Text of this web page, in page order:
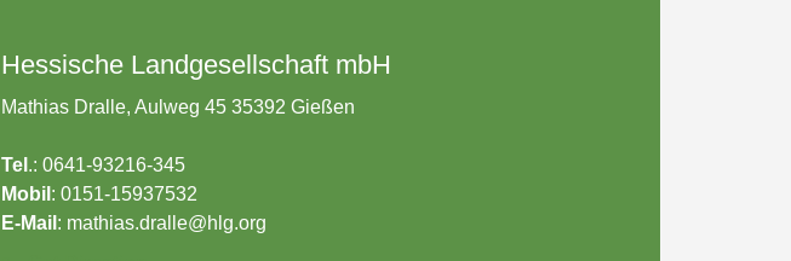
Hessische Landgesellschaft mbH
Mathias Dralle, Aulweg 45 35392 Gießen
Tel .: 0641-93216-345
Mobil : 0151-15937532
E-Mail : mathias.dralle@hlg.org